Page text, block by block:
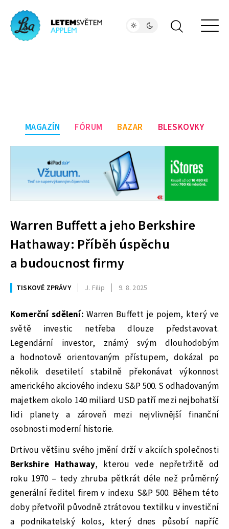
MAGAZÍN FÓRUM BAZAR BLESKOVKY
Warren Buffett a jeho Berkshire
Hathaway: Příběh úspěchu
a budoucnost firmy
TISKOVÉ ZPRÁVY J. Filip 9. 8. 2025
Komerční sdělení:Warren Buffett je pojem, který ve
světě investic netřeba dlouze představovat.
Legendární investor, známý svým dlouhodobým
a hodnotově orientovaným přístupem, dokázal po
několik desetiletí stabilně překonávat výkonnost
amerického akciového indexu S&P 500. S odhadovaným
majetkem okolo 140 miliard USD patří mezi nejbohatší
lidi planety a zároveň mezi nejvlivnější finanční
osobnosti moderní historie.
Drtivou většinu svého jmění drží v akciích společnosti
Berkshire Hathaway, kterou vede nepřetržitě od
roku 1970 – tedy zhruba pětkrát déle než průměrný
generální ředitel firem v indexu S&P 500. Během této
doby přetvořil původně ztrátovou textilku v investiční
a podnikatelský kolos, který dnes působí napříč